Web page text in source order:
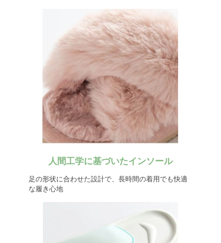
人間工学に基づいたインソール
足の形状に合わせた設計で、長時間の着用でも快適
な履き心地